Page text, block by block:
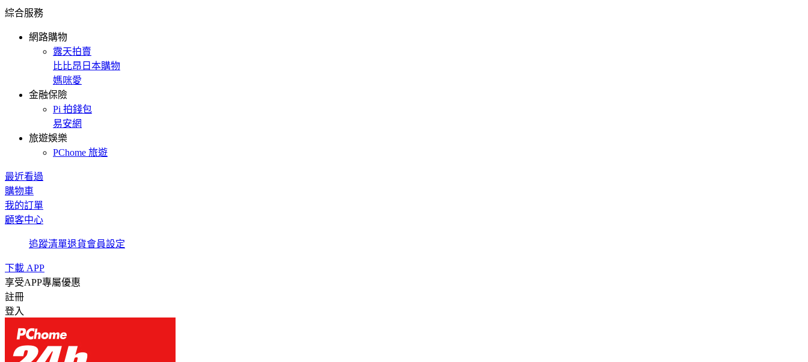
綜合服務
網路購物
露天拍賣
比比昂日本購物
媽咪愛
金融保險
Pi 拍錢包
易安網
旅遊娛樂
PChome 旅遊
最近看過
購物車
我的訂單
顧客中心
追蹤清單退貨會員設定
下載 APP
享受APP專屬優惠
註冊
登入